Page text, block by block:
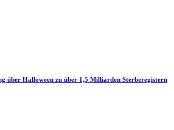
über Halloween zu über 1,5 Milliarden Sterberegistern